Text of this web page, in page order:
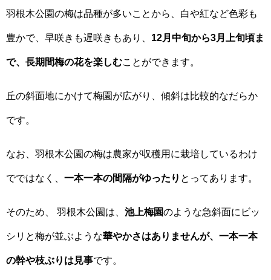
羽根木公園の梅は品種が多いことから、白や紅など色彩も
豊かで、早咲きも遅咲きもあり、 12月中旬から3月上旬頃ま
で、長期間梅の花を楽しむことができます。
丘の斜面地にかけて梅園が広がり、傾斜は比較的なだらか
です。
なお、羽根木公園の梅は農家が収穫用に栽培しているわけ
でではなく、 一本一本の間隔がゆったり とってあります。
そのため、 羽根木公園は、 池上梅園のような急斜面にビッ
シリと梅が並ぶような華やかさはありませんが、一本一本
の幹や枝ぶりは見事です。